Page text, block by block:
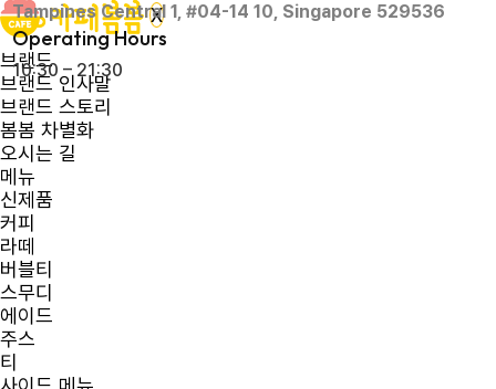
X
브랜드
브랜드 인사말
브랜드 스토리
봄봄 차별화
오시는 길
메뉴
신제품
커피
라떼
버블티
스무디
에이드
주스
티
Tampines Central 1, #04-14 10, Singapore 529536
Operating Hours
10:30 – 21:30